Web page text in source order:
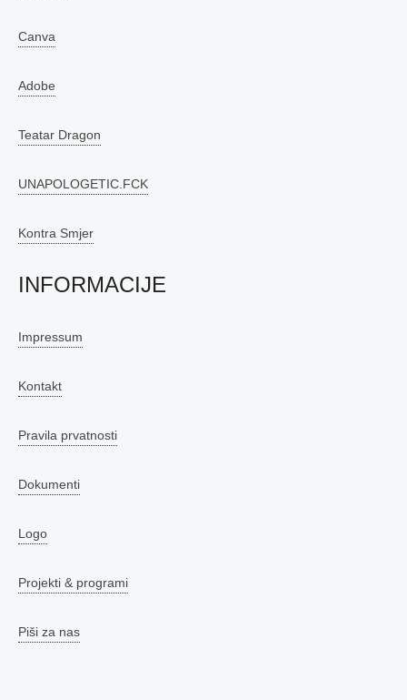
Canva
Adobe
Teatar Dragon
UNAPOLOGETIC.FCK
Kontra Smjer
INFORMACIJE
Impressum
Kontakt
Pravila prvatnosti
Dokumenti
Logo
Projekti & programi
Piši za nas